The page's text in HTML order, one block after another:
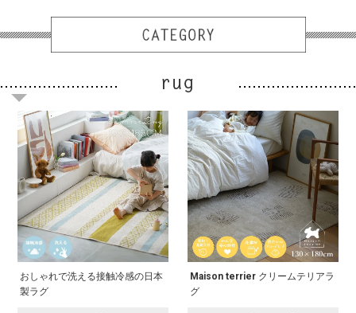
おしゃれで洗える接触冷感の日本
製ラグ
Maison terrier クリームテリアラ
グ